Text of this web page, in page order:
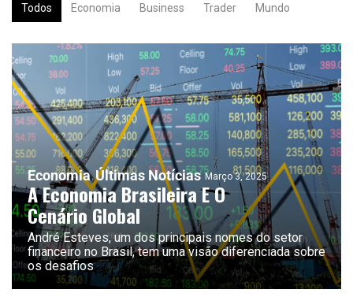
Todos Economia Business Trader Mundo
Economia Últimas Notícias Março 3, 2025
A Economia Brasileira E O
Cenário Global
André Esteves, um dos principais nomes do setor
financeiro no Brasil, tem uma visão diferenciada sobre
os desafios